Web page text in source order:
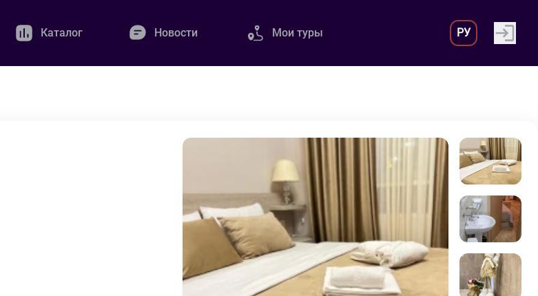
Каталог Новости Мои туры РУ